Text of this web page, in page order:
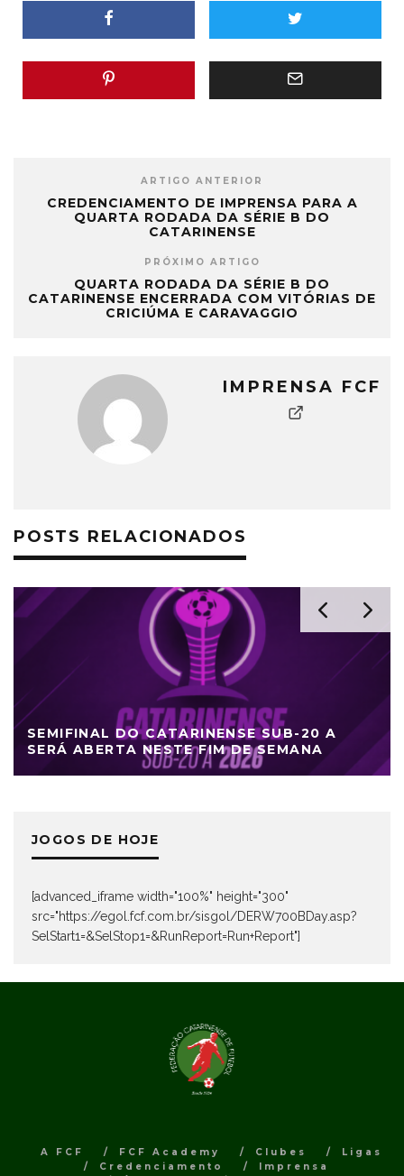
ARTIGO ANTERIOR
CREDENCIAMENTO DE IMPRENSA PARA A
QUARTA RODADA DA SÉRIE B DO
CATARINENSE
PRÓXIMO ARTIGO
QUARTA RODADA DA SÉRIE B DO
CATARINENSE ENCERRADA COM VITÓRIAS DE
CRICIÚMA E CARAVAGGIO
IMPRENSA FCF
POSTS RELACIONADOS
SEMIFINAL DO CATARINENSE SUB-20 A
SERÁ ABERTA NESTE FIM DE SEMANA
JOGOS DE HOJE
[advanced_iframe width="100%" height="300"
src="https://egol.fcf.com.br/sisgol/DERW700BDay.asp?
SelStart1=&SelStop1=&RunReport=Run+Report"]
A FCF FCF Academy Clubes
Ligas
Credenciamento
Imprensa